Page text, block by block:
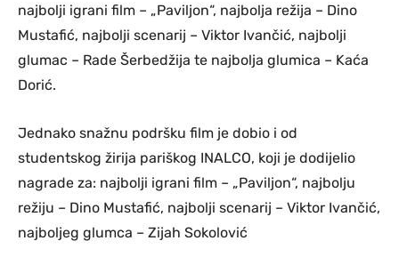
najbolji igrani film – „Paviljon“, najbolja režija – Dino
Mustafić, najbolji scenarij – Viktor Ivančić, najbolji
glumac – Rade Šerbedžija te najbolja glumica – Kaća
Dorić.
Jednako snažnu podršku film je dobio i od
studentskog žirija pariškog INALCO, koji je dodijelio
nagrade za: najbolji igrani film – „Paviljon“, najbolju
režiju – Dino Mustafić, najbolji scenarij – Viktor Ivančić,
najboljeg glumca – Zijah Sokolović